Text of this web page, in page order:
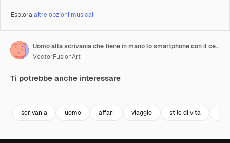
Esploraaltre opzioni musicali
Uomo alla scrivania che tiene in mano lo smartphone con il certificato di vaccinazione COVID, il segno di spunta e il codice QR sullo schermo.
VectorFusionArt
Ti potrebbe anche interessare
scrivania uomo affari viaggio stile di vita